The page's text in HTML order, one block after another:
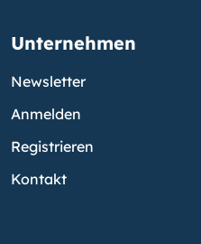
Unternehmen
Newsletter
Anmelden
Registrieren
Kontakt